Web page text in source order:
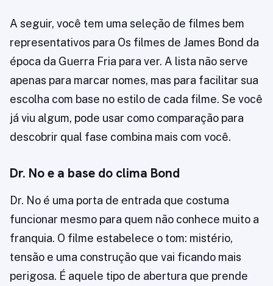
A seguir, você tem uma seleção de filmes bem
representativos para Os filmes de James Bond da
época da Guerra Fria para ver. A lista não serve
apenas para marcar nomes, mas para facilitar sua
escolha com base no estilo de cada filme. Se você
já viu algum, pode usar como comparação para
descobrir qual fase combina mais com você.
Dr. No e a base do clima Bond
Dr. No é uma porta de entrada que costuma
funcionar mesmo para quem não conhece muito a
franquia. O filme estabelece o tom: mistério,
tensão e uma construção que vai ficando mais
perigosa. É aquele tipo de abertura que prende